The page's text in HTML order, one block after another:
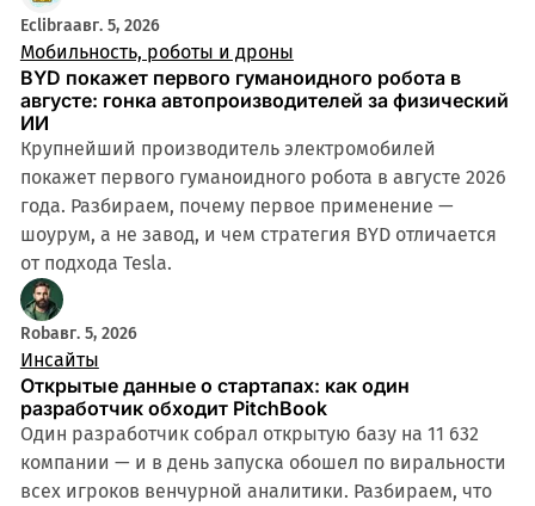
Eclibraавг. 5, 2026
Мобильность, роботы и дроны
BYD покажет первого гуманоидного робота в
августе: гонка автопроизводителей за физический
ИИ
Крупнейший производитель электромобилей
покажет первого гуманоидного робота в августе 2026
года. Разбираем, почему первое применение —
шоурум, а не завод, и чем стратегия BYD отличается
от подхода Tesla.
Robавг. 5, 2026
Инсайты
Открытые данные о стартапах: как один
разработчик обходит PitchBook
Один разработчик собрал открытую базу на 11 632
компании — и в день запуска обошел по виральности
всех игроков венчурной аналитики. Разбираем, что